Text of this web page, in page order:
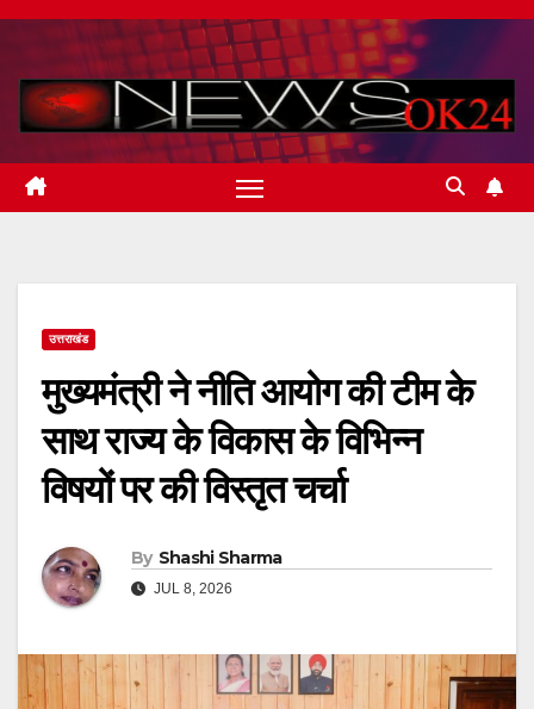
Skip
content
उत्तराखंड
मुख्यमंत्री ने नीति आयोग की टीम के
साथ राज्य के विकास के विभिन्न
विषयों पर की विस्तृत चर्चा
By Shashi Sharma
JUL 8, 2026